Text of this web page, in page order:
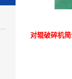
对辊破碎机